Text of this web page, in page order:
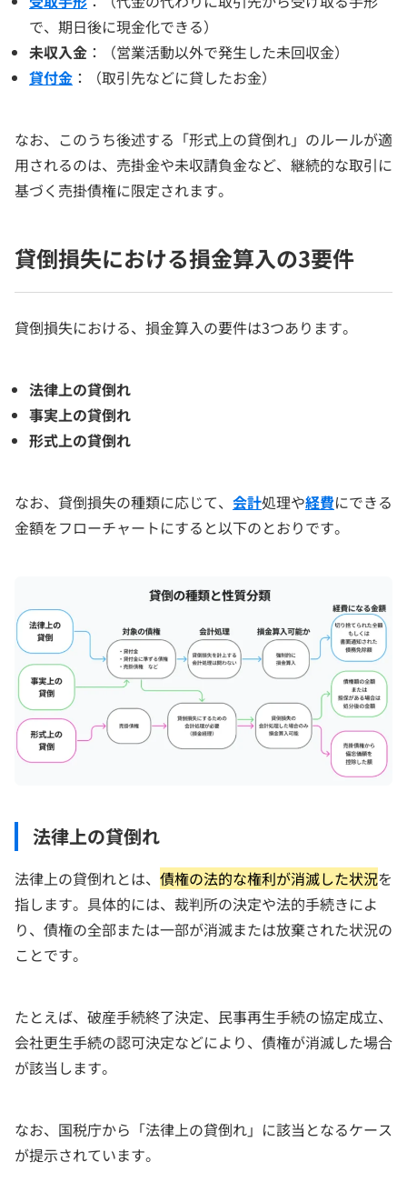
で、期日後に現金化できる）
未収入金 ：（営業活動以外で発生した未回収金）
貸付金 ：（取引先などに貸したお金）
なお、このうち後述する「形式上の貸倒れ」のルールが適
用されるのは、売掛金や未収請負金など、継続的な取引に
基づく売掛債権に限定されます。
貸倒損失における損金算入の3要件
貸倒損失における、損金算入の要件は3つあります。
法律上の貸倒れ
事実上の貸倒れ
形式上の貸倒れ
なお、貸倒損失の種類に応じて、 会計処理や経費にできる
金額をフローチャートにすると以下のとおりです。
法律上の貸倒れ
法律上の貸倒れとは、 債権の法的な権利が消滅した状況を
指します。具体的には、裁判所の決定や法的手続きによ
り、債権の全部または一部が消滅または放棄された状況の
ことです。
たとえば、破産手続終了決定、民事再生手続の協定成立、
会社更生手続の認可決定などにより、債権が消滅した場合
が該当します。
なお、国税庁から「法律上の貸倒れ」に該当となるケース
が提示されています。